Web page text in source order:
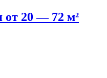
20 — 72 м²